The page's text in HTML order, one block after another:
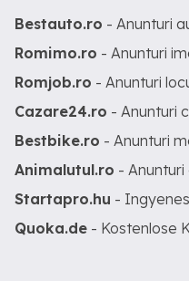
Bestauto.ro - Anunturi
Romimo.ro - Anunturi
Romjob.ro - Anunturi
Cazare24.ro - Anunturi
Bestbike.ro - Anunturi
Animalutul.ro -
Startapro.hu -
Quoka.de - Kostenlose